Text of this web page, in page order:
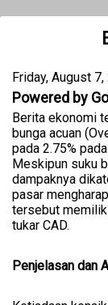
Friday, August 7,
Powered by
Berita ekonomi
bunga acuan
pada 2.75%
Meskipun suku
dampaknya
pasar
tersebut
tukar CAD.
Penjelasan dan